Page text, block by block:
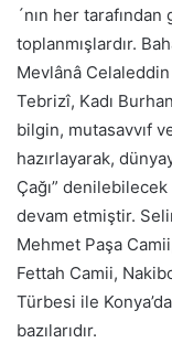
´nın her
toplanmışlardır.
Mevlânâ
Tebrizî, Kadı
bilgin, mutasavvıf
hazırlayarak,
Çağı”
devam etmiştir.
Mehmet Paşa
Fettah Camii,
Türbesi ile
bazılarıdır.